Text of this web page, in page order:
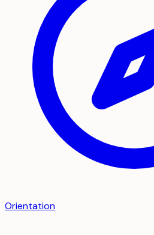
Orientation